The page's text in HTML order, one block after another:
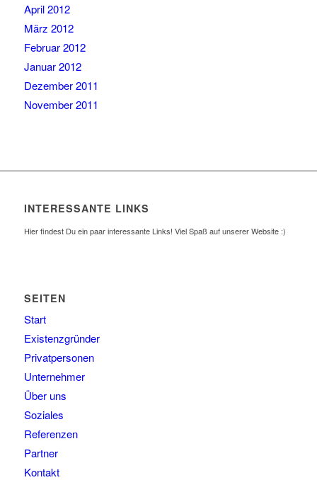
April 2012
März 2012
Februar 2012
Januar 2012
Dezember 2011
November 2011
INTERESSANTE LINKS
Hier findest Du ein paar interessante Links! Viel Spaß auf unserer Website :)
SEITEN
Start
Existenzgründer
Privatpersonen
Unternehmer
Über uns
Soziales
Referenzen
Partner
Kontakt